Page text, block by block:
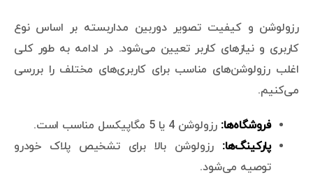
رزولوشن و کیفیت تصویر دوربین مداربسته بر اساس نوع
کاربری و نیازهای کاربر تعیین می‌شود. در ادامه به طور کلی
اغلب رزولوشن‌های مناسب برای کاربری‌های مختلف را بررسی
می‌کنیم.
فروشگاه‌ها: رزولوشن 4 یا 5 مگاپیکسل مناسب است.
پارکینگ‌ها: رزولوشن بالا برای تشخیص پلاک خودرو
توصیه می‌شود.